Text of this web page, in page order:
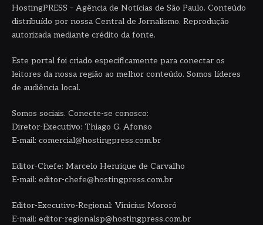
HostingPRESS – Agência de Notícias de São Paulo. Conteúdo
distribuído por nossa Central de Jornalismo. Reprodução
autorizada mediante crédito da fonte.
Este portal foi criado especificamente para conectar os
leitores da nossa região ao melhor conteúdo. Somos líderes
de audiência local.
Somos sociais. Conecte-se conosco:
Diretor-Executivo: Thiago G. Afonso
E-mail: comercial@hostingpress.com.br
Editor-Chefe: Marcelo Henrique de Carvalho
E-mail: editor-chefe@hostingpress.com.br
Editor-Executivo-Regional: Vinicius Mororó
E-mail: editor-regionalsp@hostingpress.com.br